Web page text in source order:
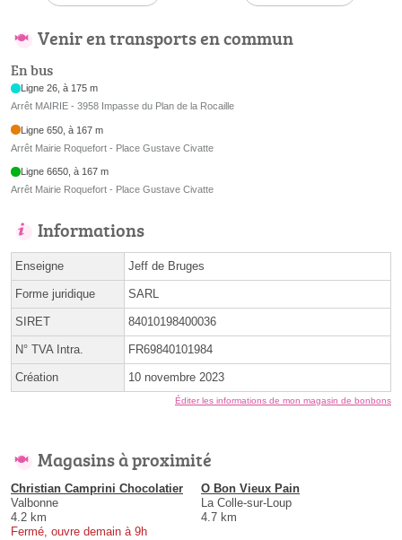
Venir en transports en commun
En bus
Ligne 26, à 175 m
Arrêt MAIRIE - 3958 Impasse du Plan de la Rocaille
Ligne 650, à 167 m
Arrêt Mairie Roquefort - Place Gustave Civatte
Ligne 6650, à 167 m
Arrêt Mairie Roquefort - Place Gustave Civatte
Informations
Enseigne Jeff de Bruges
Forme juridique SARL
SIRET 84010198400036
N° TVA Intra. FR69840101984
Création 10 novembre 2023
Éditer les informations de mon magasin de bonbons
Magasins à proximité
Christian Camprini Chocolatier
Valbonne
4.2 km
Fermé, ouvre demain à 9h
O Bon Vieux Pain
La Colle-sur-Loup
4.7 km